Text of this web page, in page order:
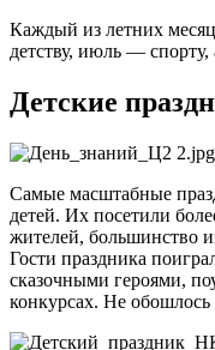
Каждый из летних
детству, июль —
Детские
Самые масштабные
детей. Их посетили
жителей, большинство
Гости праздника
сказочными героями,
конкурсах. Не обошлось